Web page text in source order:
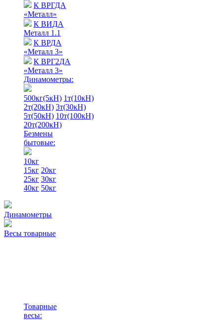
К ВРГДА
«Металл»
К ВИДА
Металл 1.1
К ВРДА
«Металл 3»
К ВРГ2ДА
«Металл 3»
Динамометры:
500кг(5кН) 1т(10кН)
2т(20кН) 3т(30кН)
5т(50кН) 10т(100кН)
20т(200кН)
Безмены
бытовые:
10кг
15кг 20кг
25кг 30кг
40кг 50кг
Динамометры
Весы товарные
Товарные
весы: